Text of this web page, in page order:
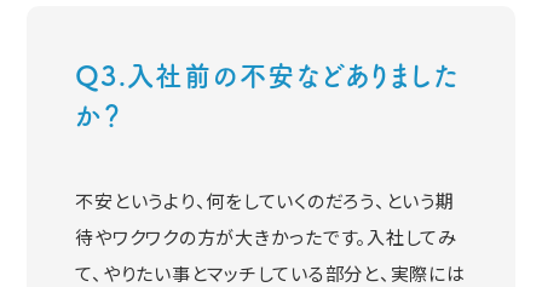
Q3.入社前の不安などありました
か？
不安というより、何をしていくのだろう、という期
待やワクワクの方が大きかったです。入社してみ
て、やりたい事とマッチしている部分と、実際には